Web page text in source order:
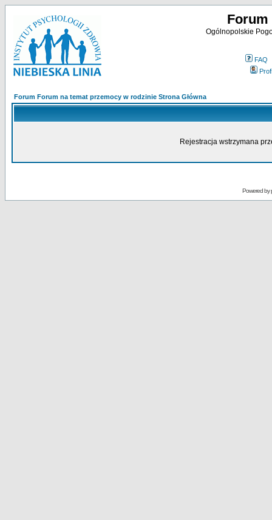
Forum
Ogólnopolskie
FAQ
Forum Forum na temat przemocy w rodzinie Strona Główna
Rejestracja wstrzymana
Powered by